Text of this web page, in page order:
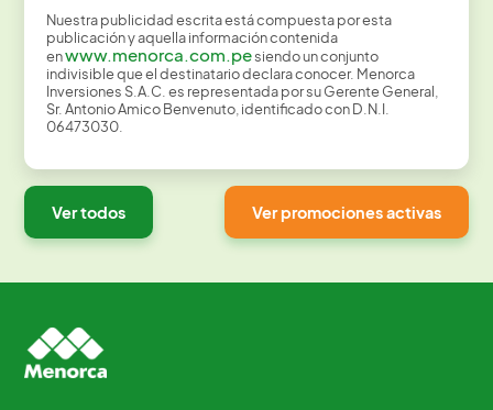
Nuestra publicidad escrita está compuesta por esta
publicación y aquella información contenida
enwww.menorca.com.pesiendo un conjunto
indivisible que el destinatario declara conocer. Menorca
Inversiones S.A.C. es representada por su Gerente General,
Sr. Antonio Amico Benvenuto, identificado con D.N.I.
06473030.
Ver todos Ver promociones activas